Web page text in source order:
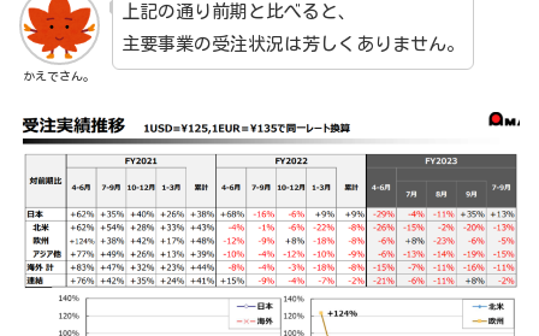
かえでさん。
上記の通り前期と比べると、
主要事業の受注状況は芳しくありません。